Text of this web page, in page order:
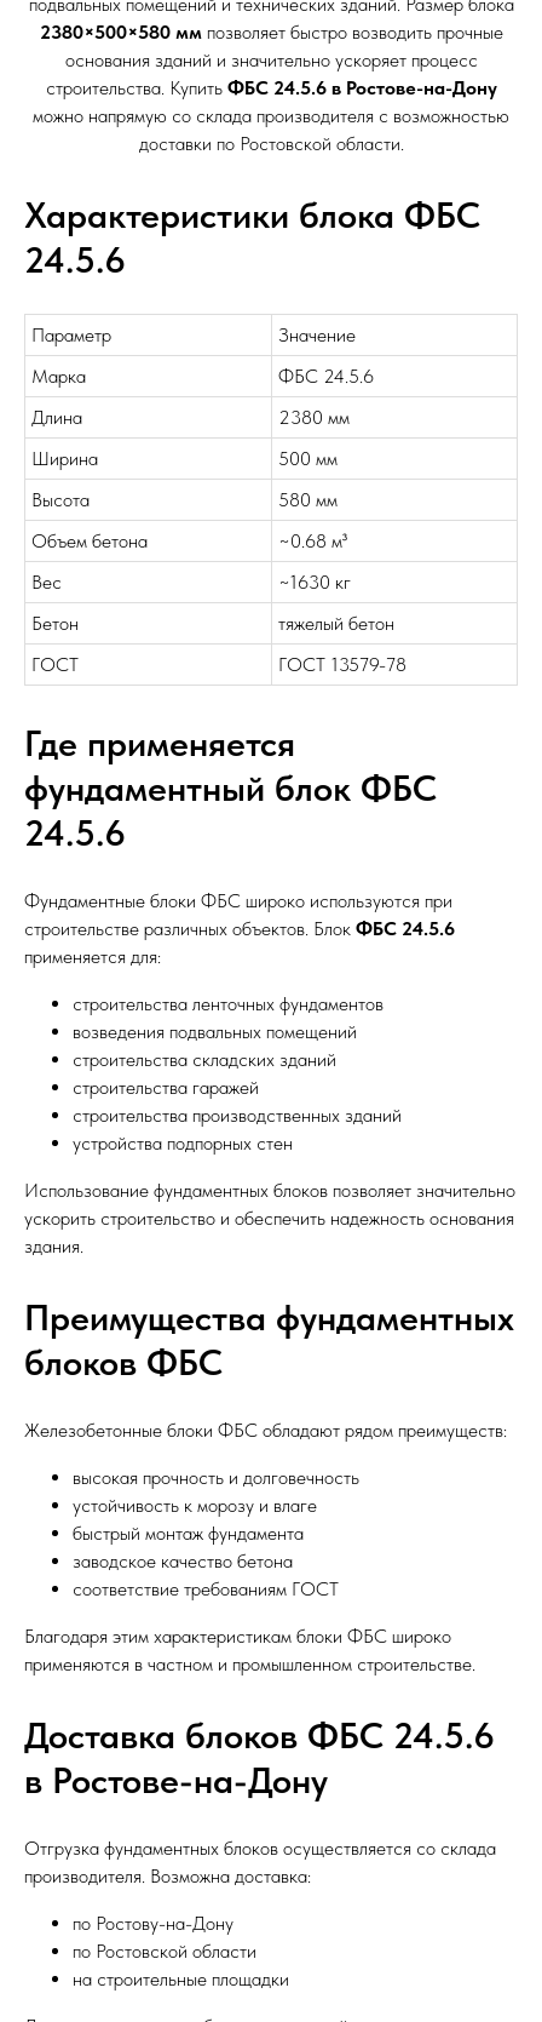
2380×500×580 ммпозволяет быстро возводить прочные
основания зданий и значительно ускоряет процесс
строительства. Купить ФБС 24.5.6 в Ростове-на-Дону
можно напрямую со склада производителя с возможностью
доставки по Ростовской области.
Характеристики блока ФБС
24.5.6
Параметр
Значение
Марка
ФБС 24.5.6
Длина
2380 мм
Ширина
500 мм
Высота
580 мм
Объем бетона
~0.68 м³
Вес
~1630 кг
Бетон
тяжелый бетон
ГОСТ
ГОСТ 13579-78
Где применяется
фундаментный блок ФБС
24.5.6
Фундаментные блоки ФБС широко используются при
строительстве различных объектов. Блок ФБС 24.5.6
применяется для:
строительства ленточных фундаментов
возведения подвальных помещений
строительства складских зданий
строительства гаражей
строительства производственных зданий
устройства подпорных стен
Использование фундаментных блоков позволяет значительно
ускорить строительство и обеспечить надежность основания
здания.
Преимущества фундаментных
блоков ФБС
Железобетонные блоки ФБС обладают рядом преимуществ:
высокая прочность и долговечность
устойчивость к морозу и влаге
быстрый монтаж фундамента
заводское качество бетона
соответствие требованиям ГОСТ
Благодаря этим характеристикам блоки ФБС широко
применяются в частном и промышленном строительстве.
Доставка блоков ФБС 24.5.6
в Ростове-на-Дону
Отгрузка фундаментных блоков осуществляется со склада
производителя. Возможна доставка:
по Ростову-на-Дону
по Ростовской области
на строительные площадки